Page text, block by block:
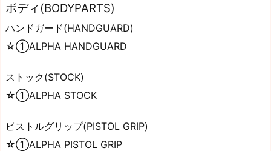
ボディ(BODYPARTS)
ハンドガード(HANDGUARD)
☆①ALPHA HANDGUARD
ストック(STOCK)
☆①ALPHA STOCK
ピストルグリップ(PISTOL GRIP)
☆①ALPHA PISTOL GRIP